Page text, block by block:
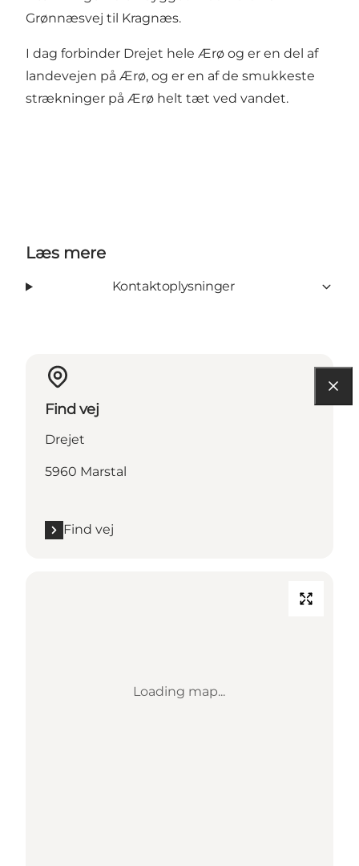
Grønnæsvej til Kragnæs.
I dag forbinder Drejet hele Ærø og er en del af
landevejen på Ærø, og er en af de smukkeste
strækninger på Ærø helt tæt ved vandet.
Læs mere
Kontaktoplysninger
Find vej
Drejet
5960 Marstal
Find vej
Loading map...